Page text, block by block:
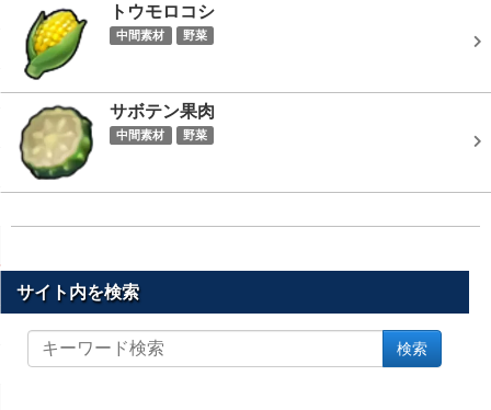
トウモロコシ
中間素材 野菜
サボテン果肉
中間素材 野菜
サイト内を検索
イ
検索